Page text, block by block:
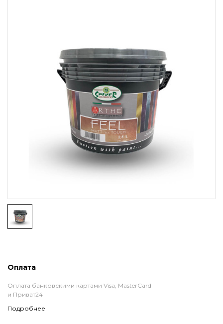
Оплата
Оплата банковскими картами Visa, MasterCard
и Приват24
Подробнее